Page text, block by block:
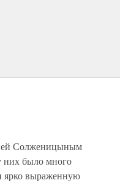
Солженицыным
них было много
ярко выраженную